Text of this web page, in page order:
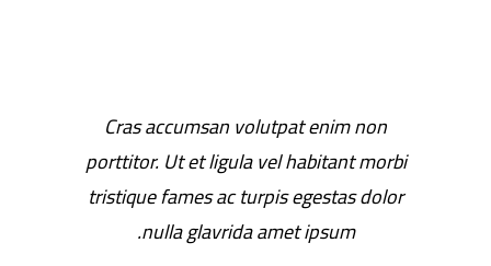
Cras accumsan volutpat enim non
porttitor. Ut et ligula vel habitant morbi
tristique fames ac turpis egestas dolor
nulla glavrida amet ipsum.